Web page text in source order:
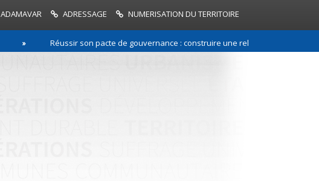
ADAMAVAR ADRESSAGE NUMERISATION DU TERRITOIRE
Réussir son pacte de gouvernance : construire une relation de confiance entre